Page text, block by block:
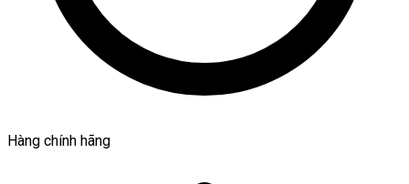
Hàng chính hãng